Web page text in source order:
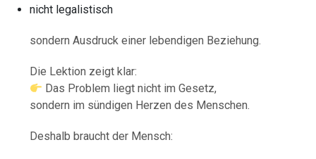
nicht legalistisch
sondern Ausdruck einer lebendigen Beziehung.
Die Lektion zeigt klar:
Das Problem liegt nicht im Gesetz,
sondern im sündigen Herzen des Menschen.
Deshalb braucht der Mensch: